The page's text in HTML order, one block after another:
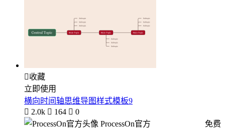
收藏
立即使用
横向时间轴思维导图样式模板9
 2.0k  164  0
ProcessOn官方
免费